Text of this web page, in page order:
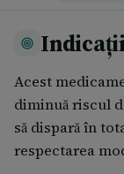
Acest
diminuă riscul
să dispară în
respectarea